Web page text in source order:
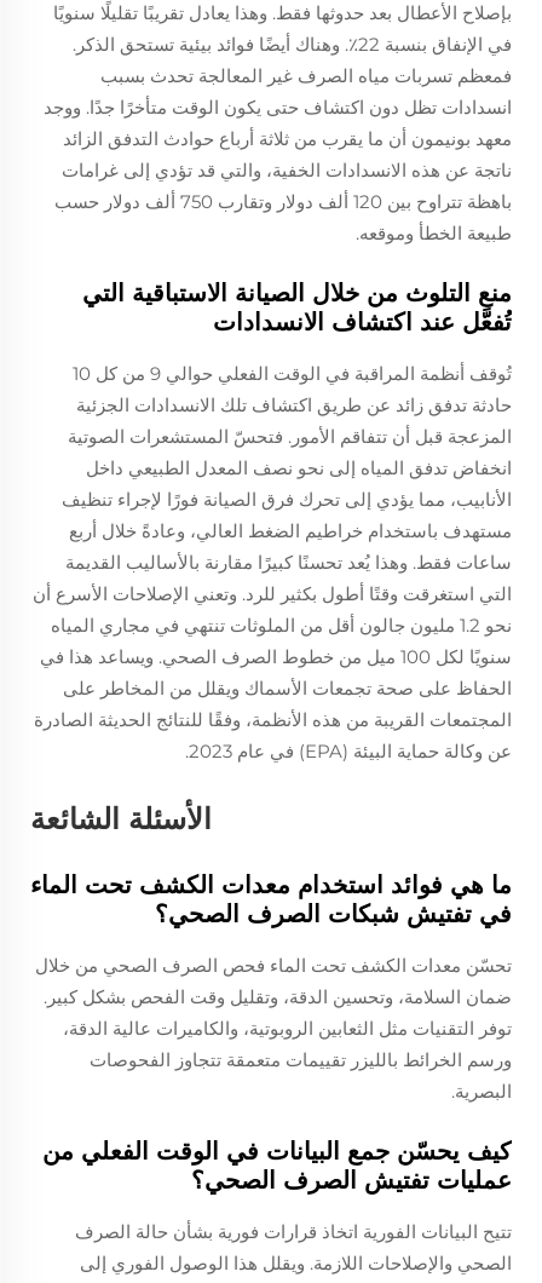
بإصلاح الأعطال بعد حدوثها فقط. وهذا يعادل تقريبًا تقليلًا سنويًا
في الإنفاق بنسبة 22٪. وهناك أيضًا فوائد بيئية تستحق الذكر.
فمعظم تسربات مياه الصرف غير المعالجة تحدث بسبب
انسدادات تظل دون اكتشاف حتى يكون الوقت متأخرًا جدًا. ووجد
معهد بونيمون أن ما يقرب من ثلاثة أرباع حوادث التدفق الزائد
ناتجة عن هذه الانسدادات الخفية، والتي قد تؤدي إلى غرامات
باهظة تتراوح بين 120 ألف دولار وتقارب 750 ألف دولار حسب
طبيعة الخطأ وموقعه.
منع التلوث من خلال الصيانة الاستباقية التي
تُفعَّل عند اكتشاف الانسدادات
تُوقف أنظمة المراقبة في الوقت الفعلي حوالي 9 من كل 10
حادثة تدفق زائد عن طريق اكتشاف تلك الانسدادات الجزئية
المزعجة قبل أن تتفاقم الأمور. فتحسّ المستشعرات الصوتية
انخفاض تدفق المياه إلى نحو نصف المعدل الطبيعي داخل
الأنابيب، مما يؤدي إلى تحرك فرق الصيانة فورًا لإجراء تنظيف
مستهدف باستخدام خراطيم الضغط العالي، وعادةً خلال أربع
ساعات فقط. وهذا يُعد تحسنًا كبيرًا مقارنة بالأساليب القديمة
التي استغرقت وقتًا أطول بكثير للرد. وتعني الإصلاحات الأسرع أن
نحو 1.2 مليون جالون أقل من الملوثات تنتهي في مجاري المياه
سنويًا لكل 100 ميل من خطوط الصرف الصحي. ويساعد هذا في
الحفاظ على صحة تجمعات الأسماك ويقلل من المخاطر على
المجتمعات القريبة من هذه الأنظمة، وفقًا للنتائج الحديثة الصادرة
عن وكالة حماية البيئة (EPA) في عام 2023.
الأسئلة الشائعة
ما هي فوائد استخدام معدات الكشف تحت الماء
في تفتيش شبكات الصرف الصحي؟
تحسّن معدات الكشف تحت الماء فحص الصرف الصحي من خلال
ضمان السلامة، وتحسين الدقة، وتقليل وقت الفحص بشكل كبير.
توفر التقنيات مثل الثعابين الروبوتية، والكاميرات عالية الدقة،
ورسم الخرائط بالليزر تقييمات متعمقة تتجاوز الفحوصات
البصرية.
كيف يحسّن جمع البيانات في الوقت الفعلي من
عمليات تفتيش الصرف الصحي؟
تتيح البيانات الفورية اتخاذ قرارات فورية بشأن حالة الصرف
الصحي والإصلاحات اللازمة. ويقلل هذا الوصول الفوري إلى